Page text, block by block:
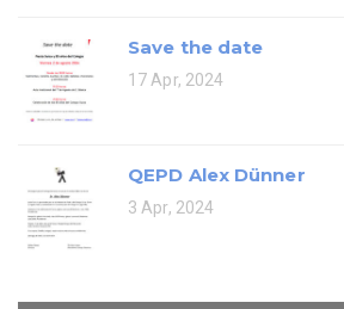
Save the date
17 Apr, 2024
QEPD Alex Dünner
3 Apr, 2024